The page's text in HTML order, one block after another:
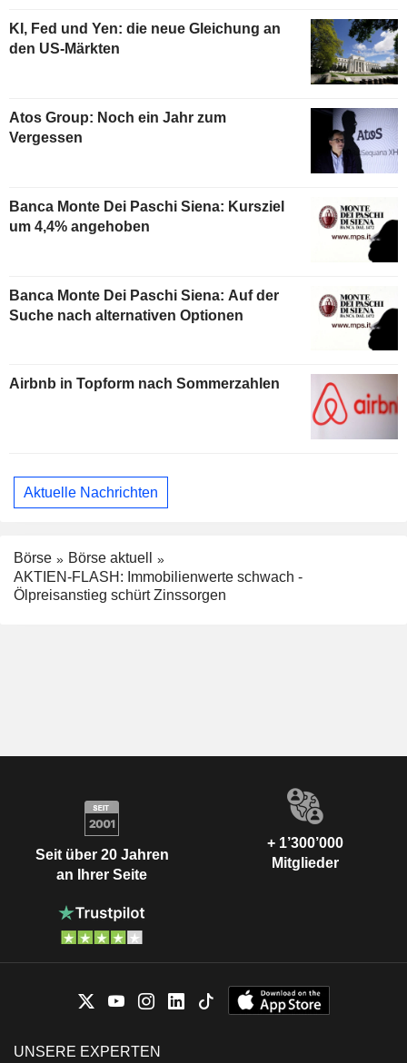
KI, Fed und Yen: die neue Gleichung an
den US-Märkten
Atos Group: Noch ein Jahr zum
Vergessen
Banca Monte Dei Paschi Siena: Kursziel
um 4,4% angehoben
Banca Monte Dei Paschi Siena: Auf der
Suche nach alternativen Optionen
Airbnb in Topform nach Sommerzahlen
Aktuelle Nachrichten
Börse
Börse aktuell
AKTIEN-FLASH: Immobilienwerte schwach -
Ölpreisanstieg schürt Zinssorgen
Seit über 20 Jahren
an Ihrer Seite
+ 1’300’000
Mitglieder
UNSERE EXPERTEN